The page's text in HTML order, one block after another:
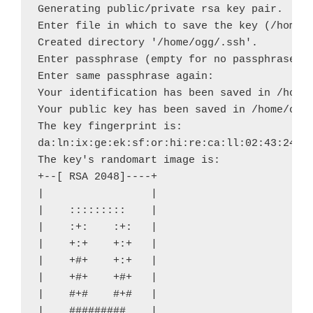
Generating public/private rsa key pair.
Enter file in which to save the key (/home/
Created directory '/home/ogg/.ssh'.
Enter passphrase (empty for no passphrase):
Enter same passphrase again:
Your identification has been saved in /
Your public key has been saved in /home/
The key fingerprint is:
The key's randomart image is:
+--[ RSA 2048]----+
|    :::::::::    |
|    :+:    :+:   |
|    +:+    +:+   |
|    +#+    +:+   |
|    +#+    +#+   |
|    #+#    #+#   |